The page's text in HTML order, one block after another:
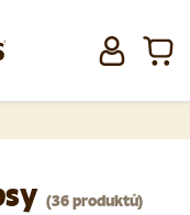
Přihlásit se
(36 produktů)